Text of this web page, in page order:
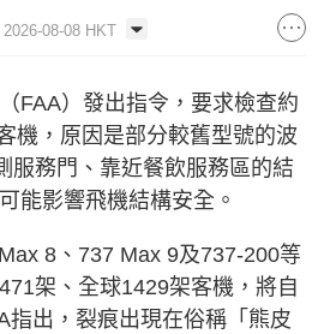
08-08 HKT
FAA）發出指令，要求檢查約
機，原因是部分較舊型號的波
服務門、靠近餐飲服務區的結
能影響飛機結構安全。
8、737 Max 9及737-200等
架、全球1429架客機，將自
指出，裂痕出現在俗稱「熊皮